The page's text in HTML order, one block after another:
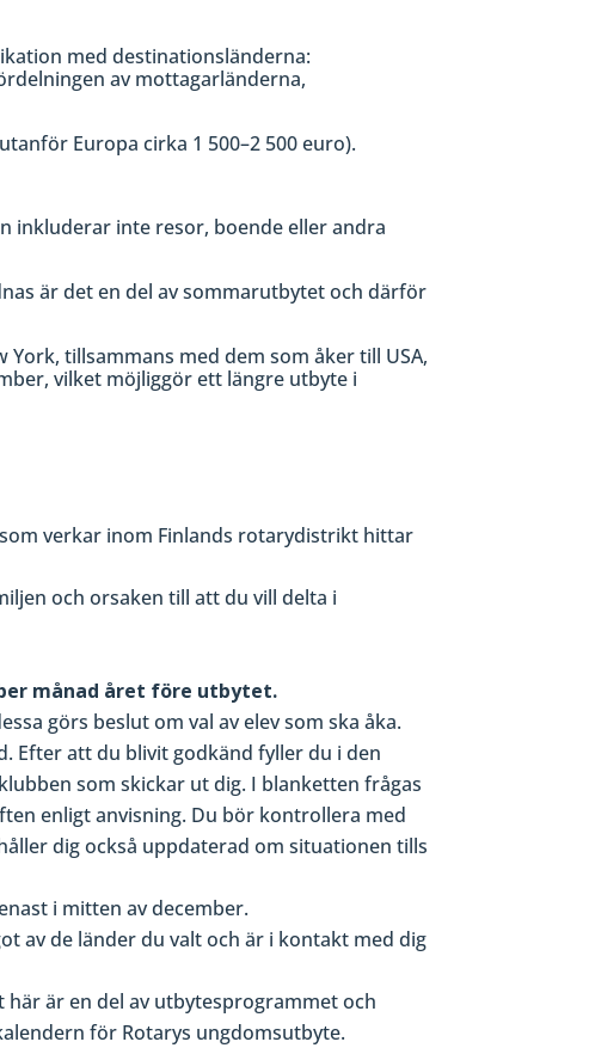
med destinationsländerna:
av mottagarländerna,
Europa cirka 1 500–2 500 euro).
inkluderar inte resor, boende eller andra
är det en del av sommarutbytet och därför
tillsammans med dem som åker till USA,
vilket möjliggör ett längre utbyte i
verkar inom Finlands rotarydistrikt hittar
och orsaken till att du vill delta i
månad året före utbytet.
görs beslut om val av elev som ska åka.
Efter att du blivit godkänd fyller du i den
som skickar ut dig. I blanketten frågas
enligt anvisning. Du bör kontrollera med
dig också uppdaterad om situationen tills
i mitten av december.
av de länder du valt och är i kontakt med dig
är en del av utbytesprogrammet och
för Rotarys ungdomsutbyte.